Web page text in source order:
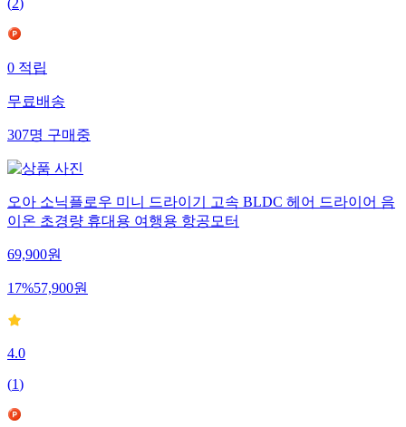
(2)
0적립
무료배송
307명구매중
오아 소닉플로우 미니 드라이기 고속 BLDC 헤어 드라이어 음
이온 초경량 휴대용 여행용 항공모터
69,900원
17%57,900원
4.0
(1)